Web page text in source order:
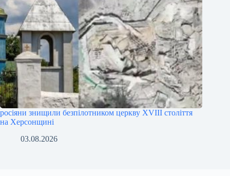
росіяни знищили безпілотником церкву XVIII століття
на Херсонщині
03.08.2026